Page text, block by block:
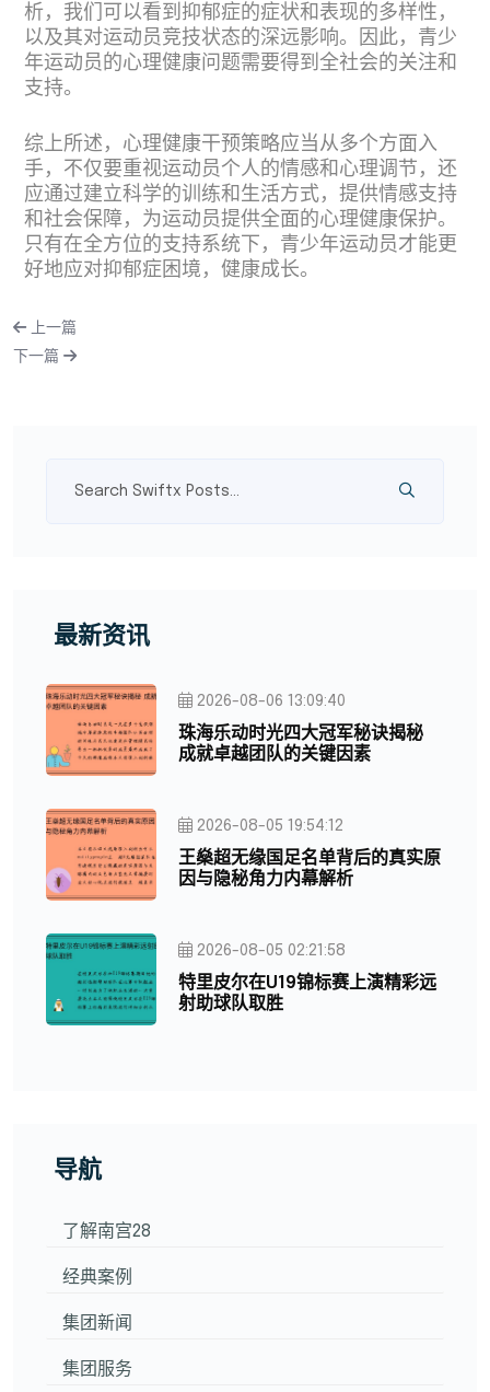
析，我们可以看到抑郁症的症状和表现的多样性，
以及其对运动员竞技状态的深远影响。因此，青少
年运动员的心理健康问题需要得到全社会的关注和
支持。
综上所述，心理健康干预策略应当从多个方面入
手，不仅要重视运动员个人的情感和心理调节，还
应通过建立科学的训练和生活方式，提供情感支持
和社会保障，为运动员提供全面的心理健康保护。
只有在全方位的支持系统下，青少年运动员才能更
好地应对抑郁症困境，健康成长。
上一篇
下一篇
最新资讯
2026-08-06 13:09:40
珠海乐动时光四大冠军秘诀揭秘
成就卓越团队的关键因素
2026-08-05 19:54:12
王燊超无缘国足名单背后的真实原
因与隐秘角力内幕解析
2026-08-05 02:21:58
特里皮尔在U19锦标赛上演精彩远
射助球队取胜
导航
了解南宫28
经典案例
集团新闻
集团服务